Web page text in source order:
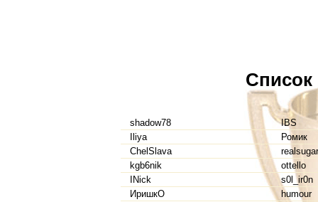
Список
shadow78
IBS
Iliya
Ромик
ChelSlava
realsugar
kgb6nik
ottello
INick
s0l_ir0n
ИришкО
humour